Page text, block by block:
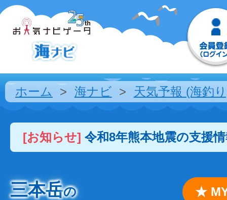
ホーム 海ナビ 天気予報 (海釣
[お知らせ] 令和8年熊本地震の支援
三本岳の
★